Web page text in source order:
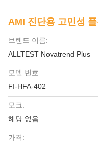
AMI 진단용 고민성
브랜드 이름:
ALLTEST Novatrend Plus
모델 번호:
FI-HFA-402
모크:
해당 없음
가격: